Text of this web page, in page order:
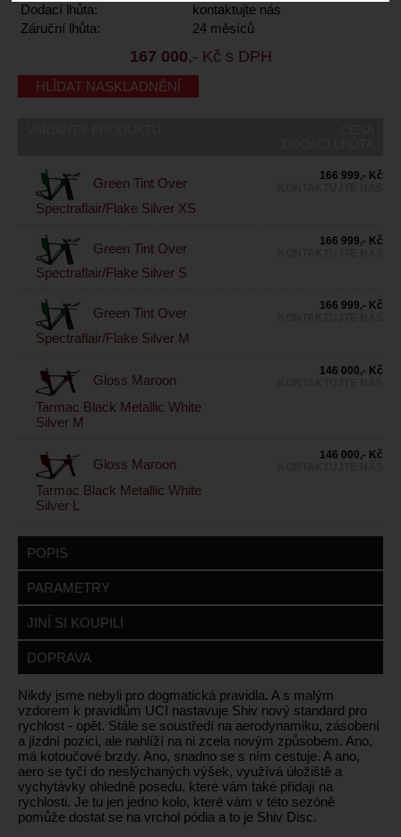
Dodací lhůta:
kontaktujte nás
Záruční lhůta:
24 měsíců
167 000,- Kč s DPH
HLÍDAT NASKLADNĚNÍ
Green Tint Over
Spectraflair/Flake Silver XS
166 999,- Kč
Green Tint Over
Spectraflair/Flake Silver S
166 999,- Kč
Green Tint Over
Spectraflair/Flake Silver M
166 999,- Kč
Gloss Maroon
Tarmac Black Metallic White
Silver M
146 000,- Kč
Gloss Maroon
Tarmac Black Metallic White
Silver L
146 000,- Kč
POPIS
PARAMETRY
JINÍ SI KOUPILI
DOPRAVA
Nikdy jsme nebyli pro dogmatická pravidla. A s malým
vzdorem k pravidlům UCI nastavuje Shiv nový standard pro
rychlost - opět. Stále se soustředí na aerodynamiku, zásobení
a jízdní pozici, ale nahlíží na ni zcela novým způsobem. Ano,
má kotoučové brzdy. Ano, snadno se s ním cestuje. A ano,
aero se tyčí do neslýchaných výšek, využívá úložiště a
vychytávky ohledně posedu, které vám také přidají na
rychlosti. Je tu jen jedno kolo, které vám v této sezóně
pomůže dostat se na vrchol pódia a to je Shiv Disc.